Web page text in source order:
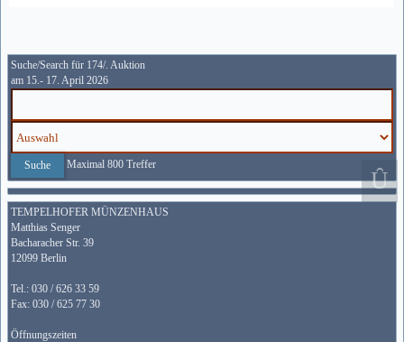
Suche/Search für 174/. Auktion
am 15.- 17. April 2026
Maximal 800 Treffer
TEMPELHOFER MÜNZENHAUS
Matthias Senger
Bacharacher Str. 39
12099 Berlin
Tel.: 030 / 626 33 59
Fax: 030 / 625 77 30
Öffnungszeiten